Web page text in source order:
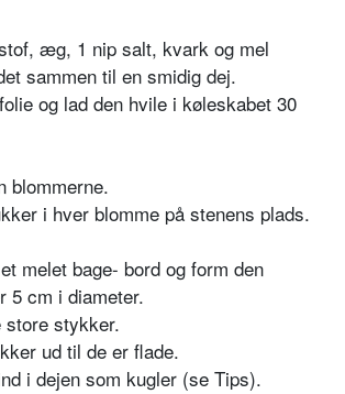
æg, 1 nip salt, kvark og mel
sammen til en smidig dej.
og lad den hvile i køleskabet 30
blommerne.
i hver blomme på stenens plads.
melet bage- bord og form den
5 cm i diameter.
store stykker.
ud til de er flade.
i dejen som kugler (se Tips).